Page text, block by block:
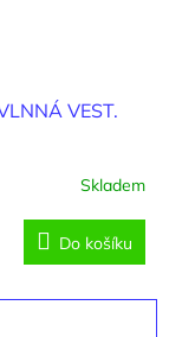
VEST.
Skladem
Do košíku